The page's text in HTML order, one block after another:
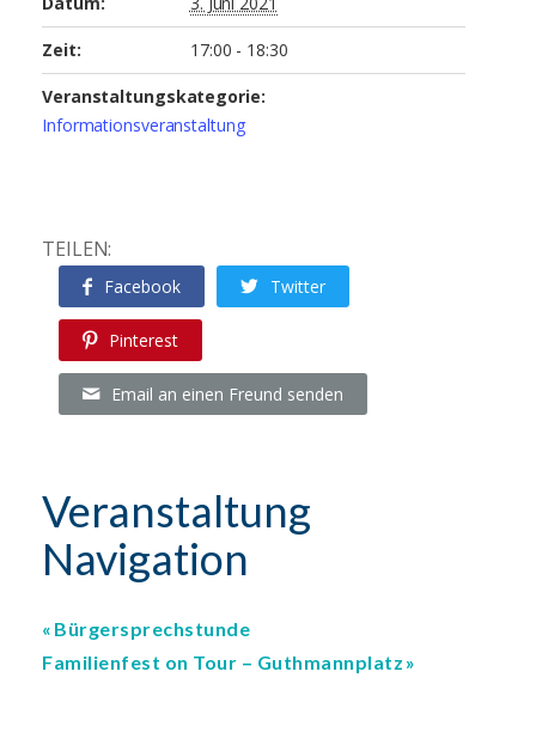
Zeit: 17:00 - 18:30
Veranstaltungskategorie:
Informationsveranstaltung
TEILEN:
Facebook Twitter
Pinterest
Email an einen Freund senden
Veranstaltung
Navigation
Bürgersprechstunde
Familienfest on Tour – Guthmannplatz